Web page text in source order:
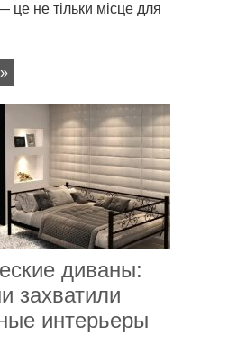
це не тільки місце для
диваны:
захватили
интерьеры